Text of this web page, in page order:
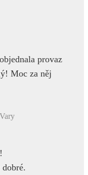
provaz
Moc za něj
dobré.